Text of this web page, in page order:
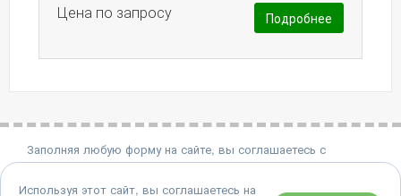
Цена по запросу Подробнее
Заполняя любую форму на сайте, вы соглашаетесь с
политикой конфиденциальности.
8 (495) 651-06-22
Используя этот сайт, вы соглашаетесь на